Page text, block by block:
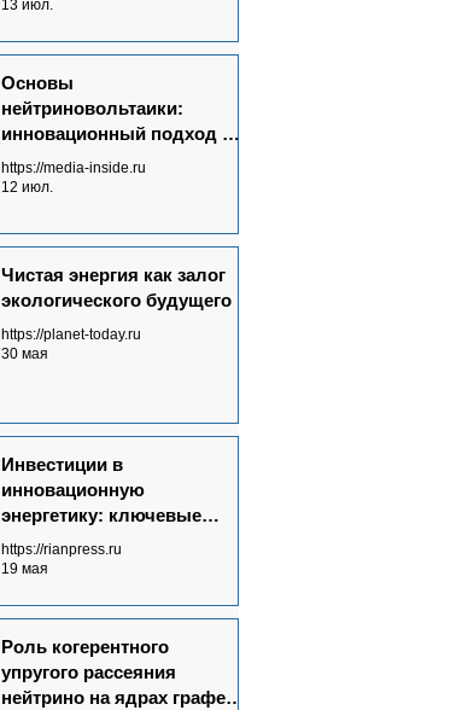
13 июл.
Основы
нейтриновольтаики:
инновационный подход к
энергетике будущего
https://media-inside.ru
12 июл.
Чистая энергия как залог
экологического будущего
https://planet-today.ru
30 мая
Инвестиции в
инновационную
энергетику: ключевые
аспекты
https://rianpress.ru
19 мая
Роль когерентного
упругого рассеяния
нейтрино на ядрах графена